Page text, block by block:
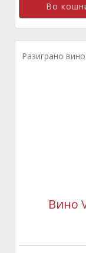
Разиграно
Вино